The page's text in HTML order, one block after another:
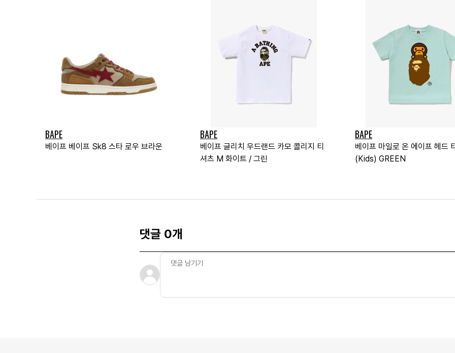
BAPE
베이프 베이프 Sk8 스타 로우 브라운
BAPE
베이프 글리치 우드랜드 카모 콜리지 티
셔츠 M 화이트 / 그린
BAPE
베이프 마일로 온 에이프 헤드
(Kids) GREEN
댓글 0개